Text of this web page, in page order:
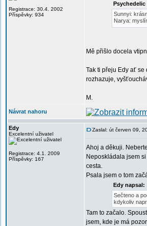
Registrace: 30.4. 2002
Příspěvky: 934
Psychedelic
Sunnyi:
Narya:
Mě přišlo docela
Tak ti přeju Edy ať se
rozhazuje,
M.
Návrat nahoru
Edy
Excelentní uživatel
Registrace: 4.1. 2009
Příspěvky: 167
Zaslal: út červen 09,
Ahoj a děkuji.
Neposkládala jsem
cesta.
Psala jsem o tom
Edy napsal:
Sečteno a
kdykoliv
Tam to začalo.
jsem, kde je má